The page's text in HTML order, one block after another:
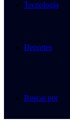
Tecnología
Deportes
Buscar por